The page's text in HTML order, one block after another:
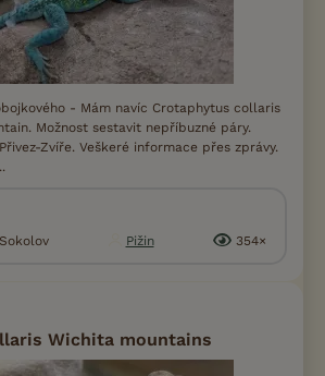
- Mám navíc Crotaphytus collaris
Možnost sestavit nepříbuzné páry.
Zvíře. Veškeré informace přes zprávy.
Pižin 354×
Wichita mountains